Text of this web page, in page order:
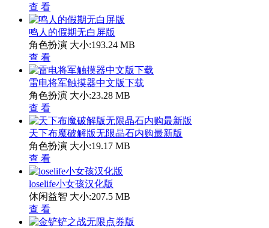
查 看
鸣人的假期无白屏版
角色扮演 大小:193.24 MB
查 看
雷电将军触摸器中文版下载
角色扮演 大小:23.28 MB
查 看
天下布魔破解版无限晶石内购最新版
角色扮演 大小:19.17 MB
查 看
loselife小女孩汉化版
休闲益智 大小:207.5 MB
查 看